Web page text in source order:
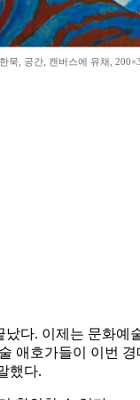
묵, 공간, 캔버스에 유채,
다. 이제는 문화
애호가들이 이번
했다.